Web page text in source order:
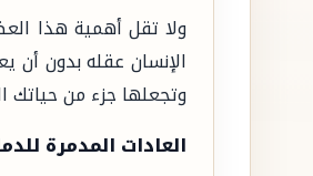
ولا تقل أهمية هذا
الإنسان عقله بدون أن
وتجعلها جزء من
العادات المدمرة